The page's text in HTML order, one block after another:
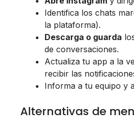
Identifica los chats
la plataforma).
Descarga o guarda
de conversaciones.
Actualiza tu app a la
recibir las
Informa a tu equipo y
Alternativas de